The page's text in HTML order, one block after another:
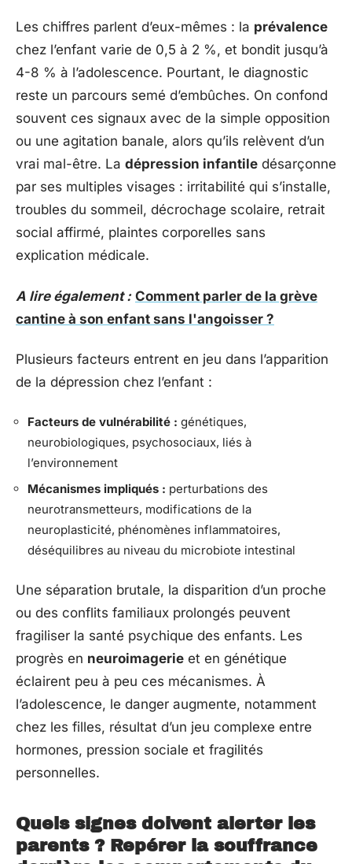
Les chiffres parlent d’eux-mêmes : la prévalence
chez l’enfant varie de 0,5 à 2 %, et bondit jusqu’à
4-8 % à l’adolescence. Pourtant, le diagnostic
reste un parcours semé d’embûches. On confond
souvent ces signaux avec de la simple opposition
ou une agitation banale, alors qu’ils relèvent d’un
vrai mal-être. La dépression infantile désarçonne
par ses multiples visages : irritabilité qui s’installe,
troubles du sommeil, décrochage scolaire, retrait
social affirmé, plaintes corporelles sans
explication médicale.
A lire également : Comment parler de la grève
cantine à son enfant sans l'angoisser ?
Plusieurs facteurs entrent en jeu dans l’apparition
de la dépression chez l’enfant :
Facteurs de vulnérabilité : génétiques,
neurobiologiques, psychosociaux, liés à
l’environnement
Mécanismes impliqués : perturbations des
neurotransmetteurs, modifications de la
neuroplasticité, phénomènes inflammatoires,
déséquilibres au niveau du microbiote intestinal
Une séparation brutale, la disparition d’un proche
ou des conflits familiaux prolongés peuvent
fragiliser la santé psychique des enfants. Les
progrès en neuroimagerie et en génétique
éclairent peu à peu ces mécanismes. À
l’adolescence, le danger augmente, notamment
chez les filles, résultat d’un jeu complexe entre
hormones, pression sociale et fragilités
personnelles.
Quels signes doivent alerter les
parents ? Repérer la souffrance